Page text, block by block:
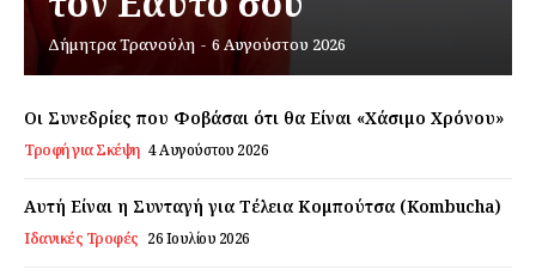
Εγγραφείτε τώρα!
Daily Food
Σχετικά με εμάς
Αποποίηση Ευθυνών
Δήμητρα Τρανούλη - 6 Αυγούστου 2026
Οι Συνεδρίες που Φοβάσαι ότι θα Είναι «Χάσιμο Χρόνου»
Τροφή για Σκέψη 4 Αυγούστου 2026
Αυτή Είναι η Συνταγή για Τέλεια Κομπούτσα (Kombucha)
Ιδανικές Τροφές 26 Ιουλίου 2026